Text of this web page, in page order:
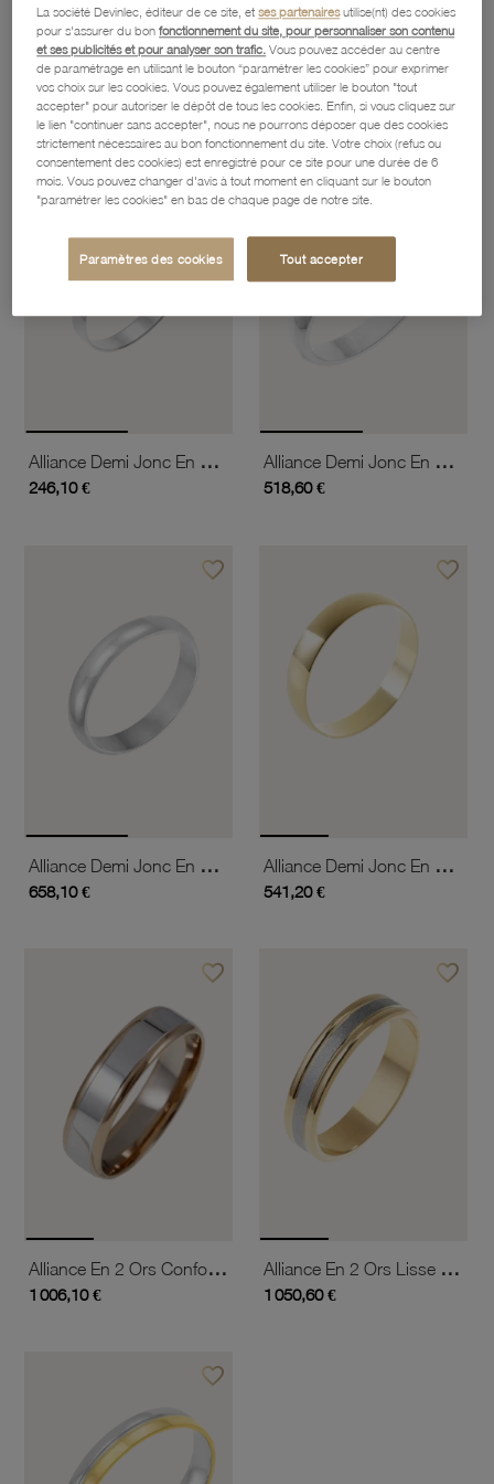
Alliance Demi Bombée En Or Jaune, Largeur 4 Mm
676,20 €
Alliance Demi Bombée En Or Jaune, Largeur 5 Mm
829,90 €
favorite_borderAjouter à vos favoris
Alliance Demi Jonc En Or Gris, 2,5 Mm
246,10 €
favorite_border
Alliance Demi Jonc En Or Gris, 3 Mm
518,60 €
favorite_borderAjouter à vos favoris
Alliance Demi Jonc En Or Gris, 4 Mm
658,10 €
favorite_borderAjouter
Alliance Demi Jonc En Or Jaune, Largeur 4 Mm
541,20 €
favorite_borderAjouter à vos favoris
Alliance En 2 Ors Confort, Largeur 5 Mm
1 006,10 €
favorite_borderAjouter
Alliance En 2 Ors Lisse Et Mate, Largeur 5 Mm
1 050,60 €
favorite_borderAjouter à vos favoris
La société Devinlec, éditeur de ce site, etses partenairesutilise(nt) des cookies
pour s'assurer du bonfonctionnement du site, pour personnaliser son contenu
et ses publicités et pour analyser son trafic. Vous pouvez accéder au centre
de paramétrage en utilisant le bouton “paramétrer les cookies” pour exprimer
vos choix sur les cookies. Vous pouvez également utiliser le bouton "tout
accepter" pour autoriser le dépôt de tous les cookies. Enfin, si vous cliquez sur
le lien "continuer sans accepter", nous ne pourrons déposer que des cookies
strictement nécessaires au bon fonctionnement du site. Votre choix (refus ou
consentement des cookies) est enregistré pour ce site pour une durée de 6
mois. Vous pouvez changer d'avis à tout moment en cliquant sur le bouton
"paramétrer les cookies" en bas de chaque page de notre site.
Paramètres des cookies Tout accepter